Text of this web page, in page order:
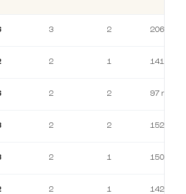
3 2 206 m²
2 1 141 m²
2 2 97 m²
2 2 152 m²
2 1 150 m²
2 1 142 m²